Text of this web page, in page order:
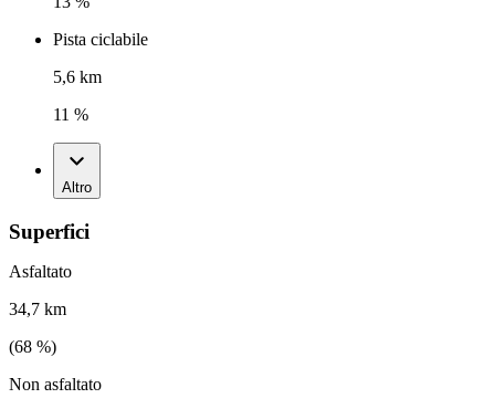
Pista ciclabile
5,6 km
11 %
Altro
Superfici
Asfaltato
34,7 km
(68 %)
Non asfaltato